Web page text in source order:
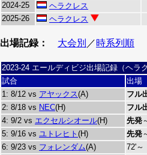
2024-25
ヘラクレス
2025-26
ヘラクレス
出場記録： 大会別 ／時系列順
2023-24 エールディビジ出場記録（ヘラク
試合
出場
1: 8/12 vs アヤックス(A) フル
2: 8/18 vs NEC(H) フル
4: 9/2 vs エクセルシオール(H) 先発
5: 9/16 vs ユトレヒト (H) 先発
6: 9/23 vs フォレンダム(A) 72'～